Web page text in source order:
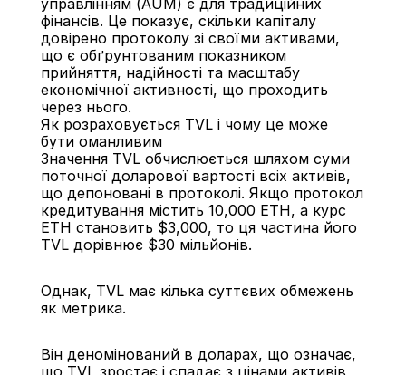
управлінням (AUM) є для традиційних
фінансів. Це показує, скільки капіталу
довірено протоколу зі своїми активами,
що є обґрунтованим показником
прийняття, надійності та масштабу
економічної активності, що проходить
через нього.
Як розраховується TVL і чому це може
бути оманливим
Значення TVL обчислюється шляхом суми
поточної доларової вартості всіх активів,
що депоновані в протоколі. Якщо протокол
кредитування містить 10,000 ETH, а курс
ETH становить $3,000, то ця частина його
TVL дорівнює $30 мільйонів.
Однак, TVL має кілька суттєвих обмежень
як метрика.
Він деномінований в доларах, що означає,
що TVL зростає і спадає з цінами активів,